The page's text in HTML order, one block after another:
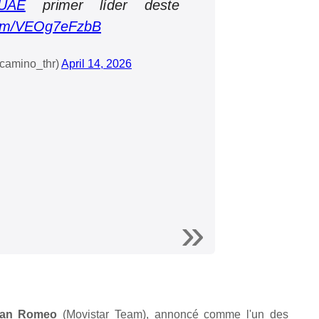
primer líder deste
VEOg7eFzbB
April 14, 2026
Romeo (Movistar Team), annoncé comme l'un des